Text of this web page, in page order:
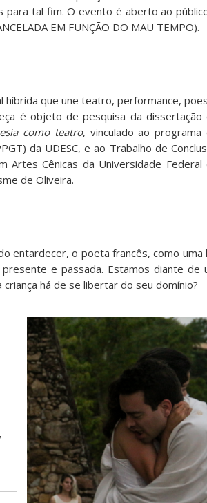
para tal fim. O evento é aberto ao
EM FUNÇÃO DO MAU TEMPO).
híbrida que une teatro, performance,
é objeto de pesquisa da dissertação
como teatro, vinculado ao programa
da UDESC, e ao Trabalho de
Artes Cênicas da Universidade Federal
de Oliveira.
entardecer, o poeta francês, como uma
e passada. Estamos diante de
há de se libertar do seu domínio?